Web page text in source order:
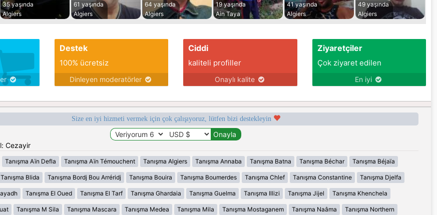
35 yaşında
Algiers
61 yaşında
Algiers
64 yaşında
Algiers
19 yaşında
Ain Taya
41 yaşında
Algiers
49 yaşında
Algiers
Destek
100% ücretsiz
Dinleyen moderatörler
Ciddi
kaliteli profiller
Onaylı kalite
Ziyaretçiler
Çok ziyaret edilen
En iyi
Size en iyi hizmeti vermek için çok çalışıyoruz, lütfen bizi destekleyin
Cezayir
Tanışma Aïn Defla Tanışma Aïn Témouchent Tanışma Algiers Tanışma Annaba Tanışma Batna Tanışma Béchar Tanışma Béjaïa
Tanışma Blida Tanışma Bordj Bou Arréridj Tanışma Bouira Tanışma Boumerdes Tanışma Chlef Tanışma Constantine Tanışma Djelfa
Tanışma El Oued Tanışma El Tarf Tanışma Ghardaia Tanışma Guelma Tanışma Illizi Tanışma Jijel Tanışma Khenchela
Tanışma M Sila Tanışma Mascara Tanışma Medea Tanışma Mila Tanışma Mostaganem Tanışma Naâma Tanışma Northern